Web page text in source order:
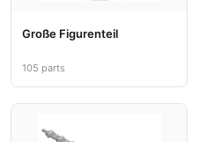
Große Figurenteil
105 parts